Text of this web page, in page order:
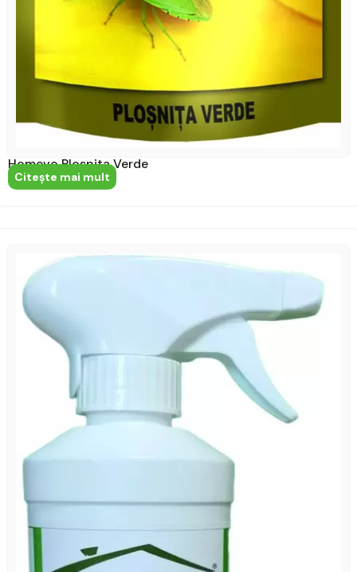
Homevo Plosnita Verde
Citeşte mai mult